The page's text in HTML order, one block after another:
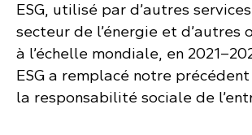
ESG, utilisé par d’autres
secteur de l’énergie et d’autres
à l’échelle mondiale, en
ESG a remplacé notre
la responsabilité sociale de